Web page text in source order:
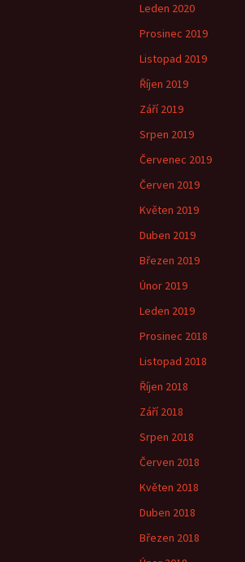
Leden 2020
Prosinec 2019
Listopad 2019
Říjen 2019
Září 2019
Srpen 2019
Červenec 2019
Červen 2019
Květen 2019
Duben 2019
Březen 2019
Únor 2019
Leden 2019
Prosinec 2018
Listopad 2018
Říjen 2018
Září 2018
Srpen 2018
Červen 2018
Květen 2018
Duben 2018
Březen 2018